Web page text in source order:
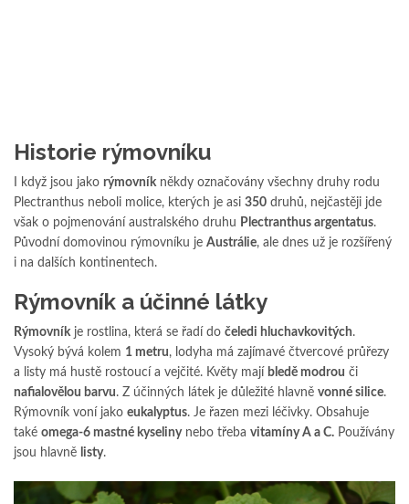
Historie rýmovníku
I když jsou jako rýmovník někdy označovány všechny druhy rodu
Plectranthus neboli molice, kterých je asi 350 druhů, nejčastěji jde
však o pojmenování australského druhu Plectranthus argentatus.
Původní domovinou rýmovníku je Austrálie, ale dnes už je rozšířený
i na dalších kontinentech.
Rýmovník a účinné látky
Rýmovník je rostlina, která se řadí do čeledi hluchavkovitých.
Vysoký bývá kolem 1 metru, lodyha má zajímavé čtvercové průřezy
a listy má hustě rostoucí a vejčité. Květy mají bledě modrou či
nafialovělou barvu. Z účinných látek je důležité hlavně vonné silice.
Rýmovník voní jako eukalyptus. Je řazen mezi léčivky. Obsahuje
také omega-6 mastné kyselinynebo třeba vitamíny A a C. Používány
jsou hlavně listy.